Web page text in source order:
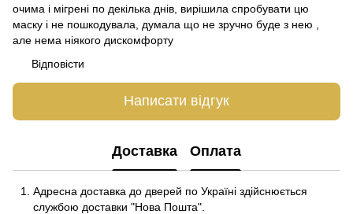
очима і мігрені по декілька днів, вирішила спробувати цю
маску і не пошкодувала, думала що не зручно буде з нею ,
але нема ніякого дискомфорту
Відповісти
Написати відгук
Доставка Оплата
Адресна доставка до дверей по Україні здійснюється
службою доставки "Нова Пошта".